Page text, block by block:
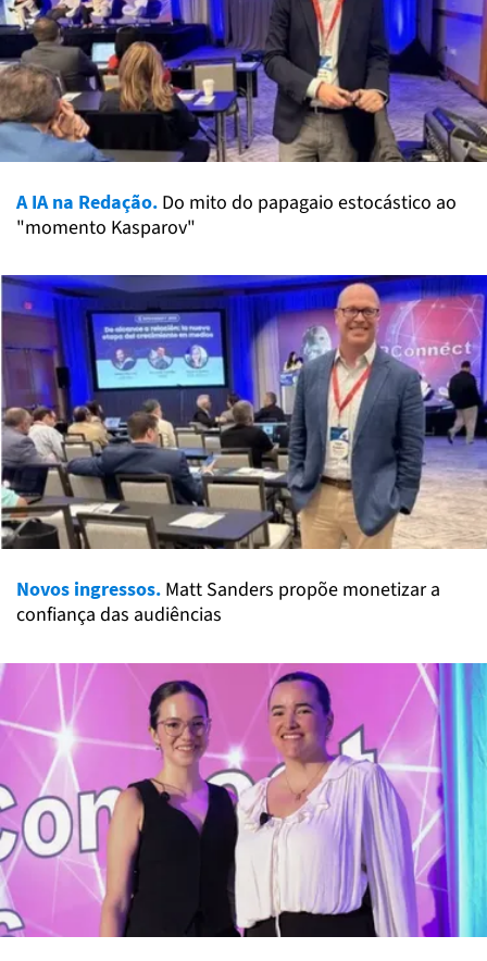
A IA na Redação. Do mito do papagaio estocástico ao
"momento Kasparov"
Novos ingressos. Matt Sanders propõe monetizar a
confiança das audiências